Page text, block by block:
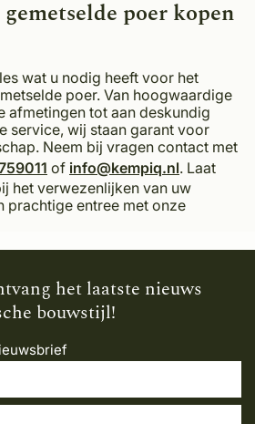
poer kopen
wat u nodig heeft voor het
poer. Van hoogwaardige
afmetingen tot aan deskundig
service, wij staan garant voor
Neem bij vragen contact met
of info@kempiq.nl. Laat
het verwezenlijken van uw
prachtige entree met onze
het laatste nieuws
bouwstijl!